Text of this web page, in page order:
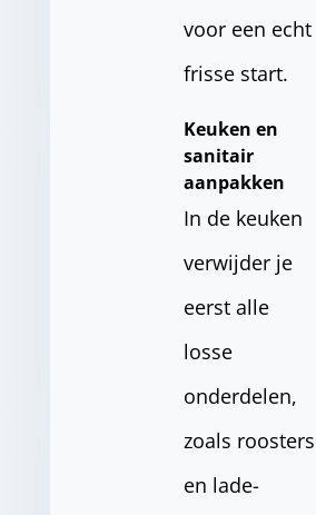
voor een echt
frisse start.
Keuken en
sanitair
aanpakken
In de keuken
verwijder je
eerst alle
losse
onderdelen,
zoals roosters
en lade-